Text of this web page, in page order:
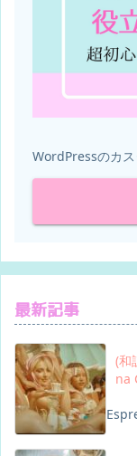
WordPressのカス
最新記事
(和
na